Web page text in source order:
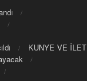
KUNYE VE